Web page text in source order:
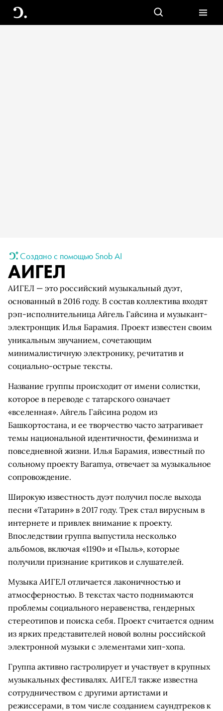
Создано с помощью Snob AI
АИГЕЛ
АИГЕЛ — это российский музыкальный дуэт,
основанный в 2016 году. В состав коллектива входят
рэп-исполнительница Айгель Гайсина и музыкант-
электронщик Илья Барамия. Проект известен своим
уникальным звучанием, сочетающим
минималистичную электронику, речитатив и
социально-острые тексты.
Название группы происходит от имени солистки,
которое в переводе с татарского означает
«вселенная». Айгель Гайсина родом из
Башкортостана, и ее творчество часто затрагивает
темы национальной идентичности, феминизма и
повседневной жизни. Илья Барамия, известный по
сольному проекту Baramya, отвечает за музыкальное
сопровождение.
Широкую известность дуэт получил после выхода
песни «Татарин» в 2017 году. Трек стал вирусным в
интернете и привлек внимание к проекту.
Впоследствии группа выпустила несколько
альбомов, включая «1190» и «Пыль», которые
получили признание критиков и слушателей.
Музыка АИГЕЛ отличается лаконичностью и
атмосферностью. В текстах часто поднимаются
проблемы социального неравенства, гендерных
стереотипов и поиска себя. Проект считается одним
из ярких представителей новой волны российской
электронной музыки с элементами хип-хопа.
Группа активно гастролирует и участвует в крупных
музыкальных фестивалях. АИГЕЛ также известна
сотрудничеством с другими артистами и
режиссерами, в том числе созданием саундтреков к